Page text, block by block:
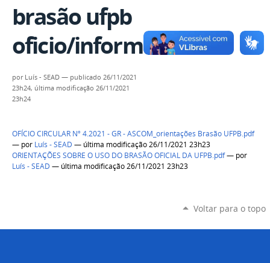
brasão ufpb
oficio/informativo
por Luís - SEAD — publicado 26/11/2021
23h24, última modificação 26/11/2021
23h24
OFÍCIO CIRCULAR Nº 4.2021 - GR - ASCOM_orientações Brasão UFPB.pdf
— por Luís - SEAD — última modificação 26/11/2021 23h23
ORIENTAÇÕES SOBRE O USO DO BRASÃO OFICIAL DA UFPB.pdf— por
Luís - SEAD — última modificação 26/11/2021 23h23
Voltar para o topo